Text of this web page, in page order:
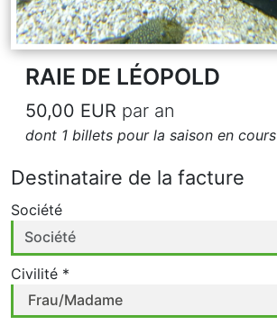
RAIE DE LÉOPOLD
50,00 EUR par an
dont 1 billets pour la saison en cours
Destinataire de la facture
Société
Civilité *